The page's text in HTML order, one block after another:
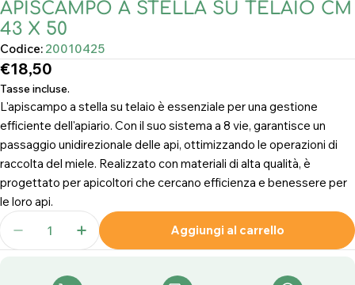
APISCAMPO A STELLA SU TELAIO CM
43 X 50
Codice: 20010425
Prezzo
normale
€18,50
Tasse incluse.
L'apiscampo a stella su telaio è essenziale per una gestione
efficiente dell'apiario. Con il suo sistema a 8 vie, garantisce un
passaggio unidirezionale delle api, ottimizzando le operazioni di
raccolta del miele. Realizzato con materiali di alta qualità, è
progettato per apicoltori che cercano efficienza e benessere per
le loro api.
Quantità
Diminuisci La Quantità Per Apiscampo A Stella
Aumenta La Quantità Per Apiscampo A
Aggiungi al carrello